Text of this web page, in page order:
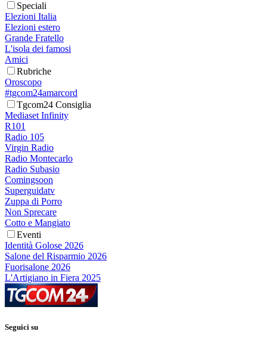
Speciali
Elezioni Italia
Elezioni estero
Grande Fratello
L'isola dei famosi
Amici
Rubriche
Oroscopo
#tgcom24amarcord
Tgcom24 Consiglia
Mediaset Infinity
R101
Radio 105
Virgin Radio
Radio Montecarlo
Radio Subasio
Comingsoon
Superguidatv
Zuppa di Porro
Non Sprecare
Cotto e Mangiato
Eventi
Identità Golose 2026
Salone del Risparmio 2026
Fuorisalone 2026
L'Artigiano in Fiera 2025
Seguici su